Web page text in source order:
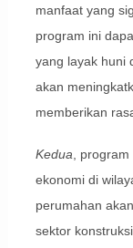
manfaat yang
program ini
yang layak huni
akan
memberikan
Kedua ,
ekonomi di
perumahan
sektor